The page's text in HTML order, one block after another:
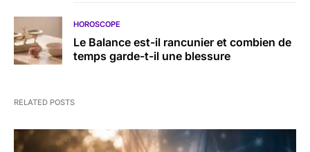
HOROSCOPE
Le Balance est-il rancunier et combien de
temps garde-t-il une blessure
RELATED POSTS